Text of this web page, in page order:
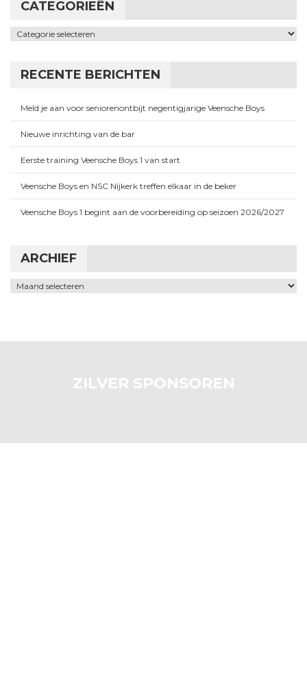
CATEGORIEËN
Categorieën
RECENTE BERICHTEN
Meld je aan voor seniorenontbijt negentigjarige Veensche Boys
Nieuwe inrichting van de bar
Eerste training Veensche Boys 1 van start
Veensche Boys en NSC Nijkerk treffen elkaar in de beker
Veensche Boys 1 begint aan de voorbereiding op seizoen 2026/2027
ARCHIEF
Archief
ZILVER SPONSOREN